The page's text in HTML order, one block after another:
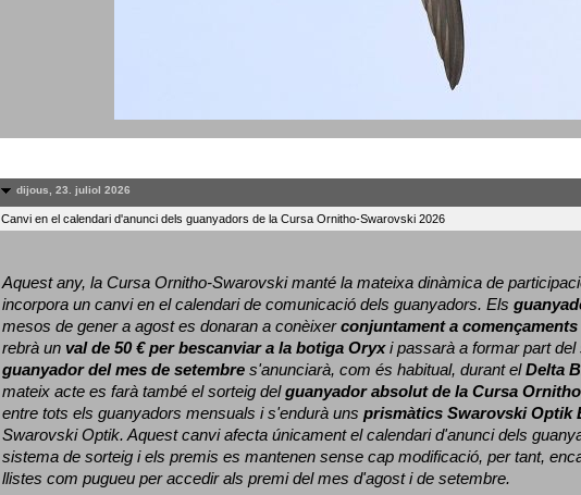
dijous, 23. juliol 2026
Canvi en el calendari d'anunci dels guanyadors de la Cursa Ornitho-Swarovski 2026
Aquest any, la Cursa Ornitho-Swarovski manté la mateixa dinàmica de
incorpora un canvi en el calendari de comunicació dels guanyadors. Els
mesos de gener a agost es donaran a conèixer conjuntament a
rebrà un val de 50 € per bescanviar a la botiga Oryx i passarà a formar part del
guanyador del mes de setembre s'anunciarà, com és habitual, durant el Delta
mateix acte es farà també el sorteig del guanyador absolut de la Cursa
entre tots els guanyadors mensuals i s'endurà uns prismàtics Swarovski Optik
Swarovski Optik. Aquest canvi afecta únicament el calendari d'anunci dels
sistema de sorteig i els premis es mantenen sense cap modificació, per tant,
llistes com pugueu per accedir als premi del mes d'agost i de setembre.